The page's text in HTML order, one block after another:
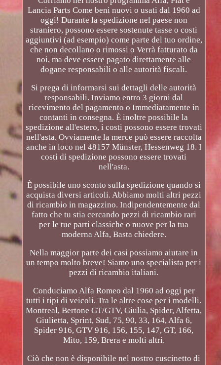
Lancia Parts Come beni nuovi o usati dal 1960 ad
oggi! Durante la spedizione nel paese non
straniero, possono essere sostenute tasse o costi
aggiuntivi (ad esempio) come parte del tuo ordine,
che non decollano o rimossi o Verrà fatturato da
noi, ma deve essere pagato direttamente alle
dogane responsabili o alle autorità fiscali.
Si prega di informarsi sui dettagli delle autorità
responsabili. Inviamo entro 3 giorni dal
ricevimento del pagamento o Immediatamente in
contanti in consegna. È inoltre possibile la
spedizione all'estero, i costi possono essere trovati
nell'asta. Ovviamente la merce può essere raccolta
anche in loco nel 48157 Münster, Hessenweg 18. I
costi di spedizione possono essere trovati
nell'asta.
È possibile uno sconto sulla spedizione quando si
acquista diversi articoli. Abbiamo molti altri pezzi
di ricambio in magazzino. Indipendentemente dal
fatto che tu stia cercando pezzi di ricambio rari
per le tue parti classiche o nuove per la tua
moderna Alfa, Basta chiedere.
Nella maggior parte dei casi possiamo aiutare in
un tempo molto breve! Siamo uno specialista per i
pezzi di ricambio italiani.
Conduciamo Alfa Romeo dal 1960 ad oggi per
tutti i tipi di veicoli. Tra le altre cose per i modelli.
Montreal, Bertone GT/GTV, Giulia, Spider, Alfetta,
Giulietta, Sprint, Sud, 75, 90, 33, 164, Alfa 6,
Spider 916, GTV 916, 156, 155, 147, GT, 166,
Mito, 159, Brera e molti altri.
Ciò che non è disponibile nel nostro cuscinetto di